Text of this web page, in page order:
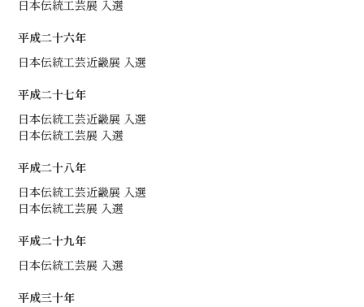
日本伝統工芸展 入選
平成二十六年
日本伝統工芸近畿展 入選
平成二十七年
日本伝統工芸近畿展 入選
日本伝統工芸展 入選
平成二十八年
日本伝統工芸近畿展 入選
日本伝統工芸展 入選
平成二十九年
日本伝統工芸展 入選
平成三十年